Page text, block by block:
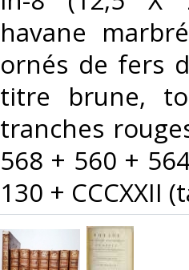
havane
ornés de fers
titre brune,
tranches
568 + 560 +
130 + CCCXXII